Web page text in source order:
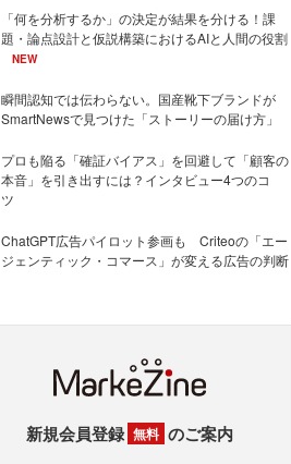
「何を分析するか」の決定が結果を分ける！課
題・論点設計と仮説構築におけるAIと人間の役割
NEW
瞬間認知では伝わらない。国産靴下ブランドが
SmartNewsで見つけた「ストーリーの届け方」
プロも陥る「確証バイアス」を回避して「顧客の
本音」を引き出すには？インタビュー4つのコ
ツ
ChatGPT広告パイロット参画も Criteoの「エー
ジェンティック・コマース」が変える広告の判断
新規会員登録 無料 のご案内